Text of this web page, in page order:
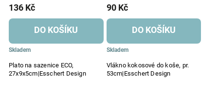
Plato na sazenice ECO,
27x9x5cm|Esschert Design
Skladem
136 Kč
DO KOŠÍKU
Vlákno kokosové do koše, pr.
53cm|Esschert Design
Skladem
90 Kč
DO KOŠÍKU